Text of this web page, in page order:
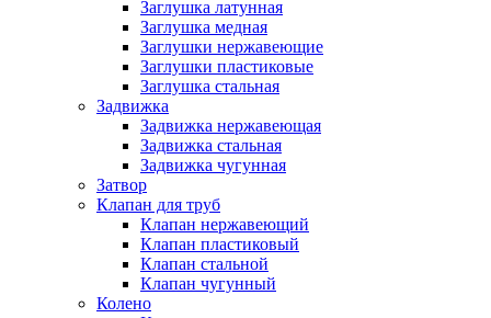
Заглушка латунная
Заглушка медная
Заглушки нержавеющие
Заглушки пластиковые
Заглушка стальная
Задвижка
Задвижка нержавеющая
Задвижка стальная
Задвижка чугунная
Затвор
Клапан для труб
Клапан нержавеющий
Клапан пластиковый
Клапан стальной
Клапан чугунный
Колено